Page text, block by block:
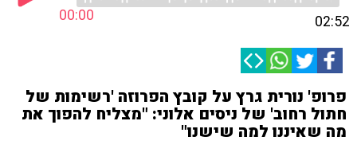
00:00 02:52
פרופ' נורית גרץ על קובץ הפרוזה 'רשימות של
חתול רחוב' של ניסים אלוני: "מצליח להפוך את
מה שאיננו למה שישנו"